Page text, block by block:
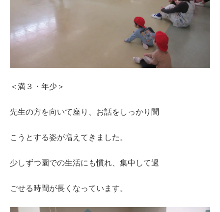
＜満３・年少＞
先生の方を向いて座り、お話をしっかり聞
こうとする姿が増えてきました。
少しずつ園での生活にも慣れ、集中して過
ごせる時間が長くなっています。